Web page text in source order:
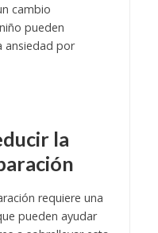
cambio
pueden
ansiedad por
la
requiere una
pueden ayudar